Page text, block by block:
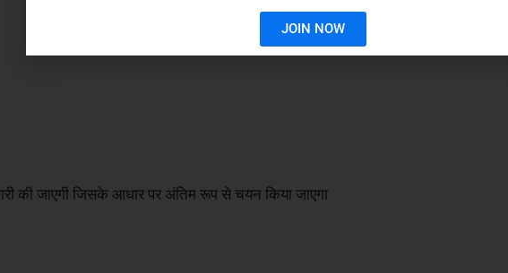
की जाएगी जिसके आधार पर अंतिम रूप से चयन किया जाएगा
JOIN NOW